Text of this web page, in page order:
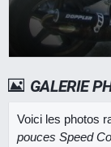
GALERIE
Voici les photos
pouces Speed